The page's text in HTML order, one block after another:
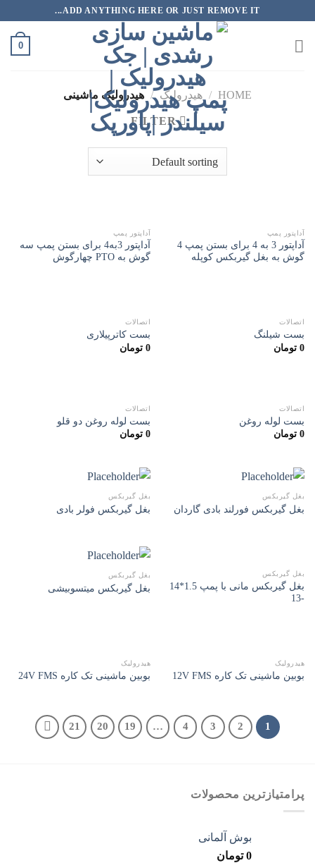
به
محتوا
ADD ANYTHING HERE OR JUST REMOVE IT...
0
HOME
/ هیدرولیک / هیدرولیک ماشینی
FILTER
آداپتور پمپ
آداپتور 3 به 4 برای بستن پمپ 4
گوش به بغل گیربکس کوپله
آداپتور پمپ
آداپتور 3به4 برای بستن پمپ سه
گوش به PTO چهارگوش
اتصالات
بست شیلنگ
0 تومان
اتصالات
بست کاترپیلاری
0 تومان
اتصالات
بست لوله روغن
0 تومان
اتصالات
بست لوله روغن دو قلو
0 تومان
بغل گیربکس
بغل گیربکس فورلند بادی گاردان
بغل گیربکس
بغل گیربکس فولر بادی
بغل گیربکس
بغل گیربکس مانی با پمپ 1.5*14
-13
بغل گیربکس
بغل گیربکس میتسوبیشی
هیدرولیک
بوبین ماشینی تک کاره 12V FMS
هیدرولیک
بوبین ماشینی تک کاره 24V FMS
1
2
3
4
…
19
20
21
پرامتیازترین محصولات
بوش آلمانی
0 تومان